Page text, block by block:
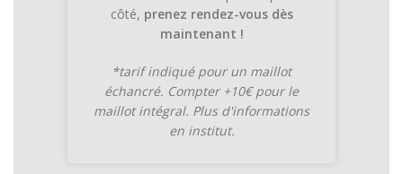
côté, prenez rendez-vous dès
maintenant !
*tarif indiqué pour un maillot
échancré. Compter +10€ pour le
maillot intégral. Plus d'informations
en institut.